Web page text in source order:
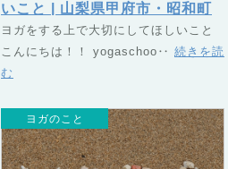
いこと | 山梨県甲府市・昭和町
のヨガスクール TSUNAGU
（つなぐ）
ヨガをする上で大切にしてほしいこと
こんにちは！！ yogaschoo‥ 続きを読
む
ヨガのこと